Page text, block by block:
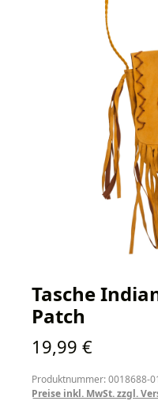
Tasche
Patch
Regulärer Preis:
19,99 €
Produktnummer: 0018688-
Preise inkl. MwSt. zzgl.